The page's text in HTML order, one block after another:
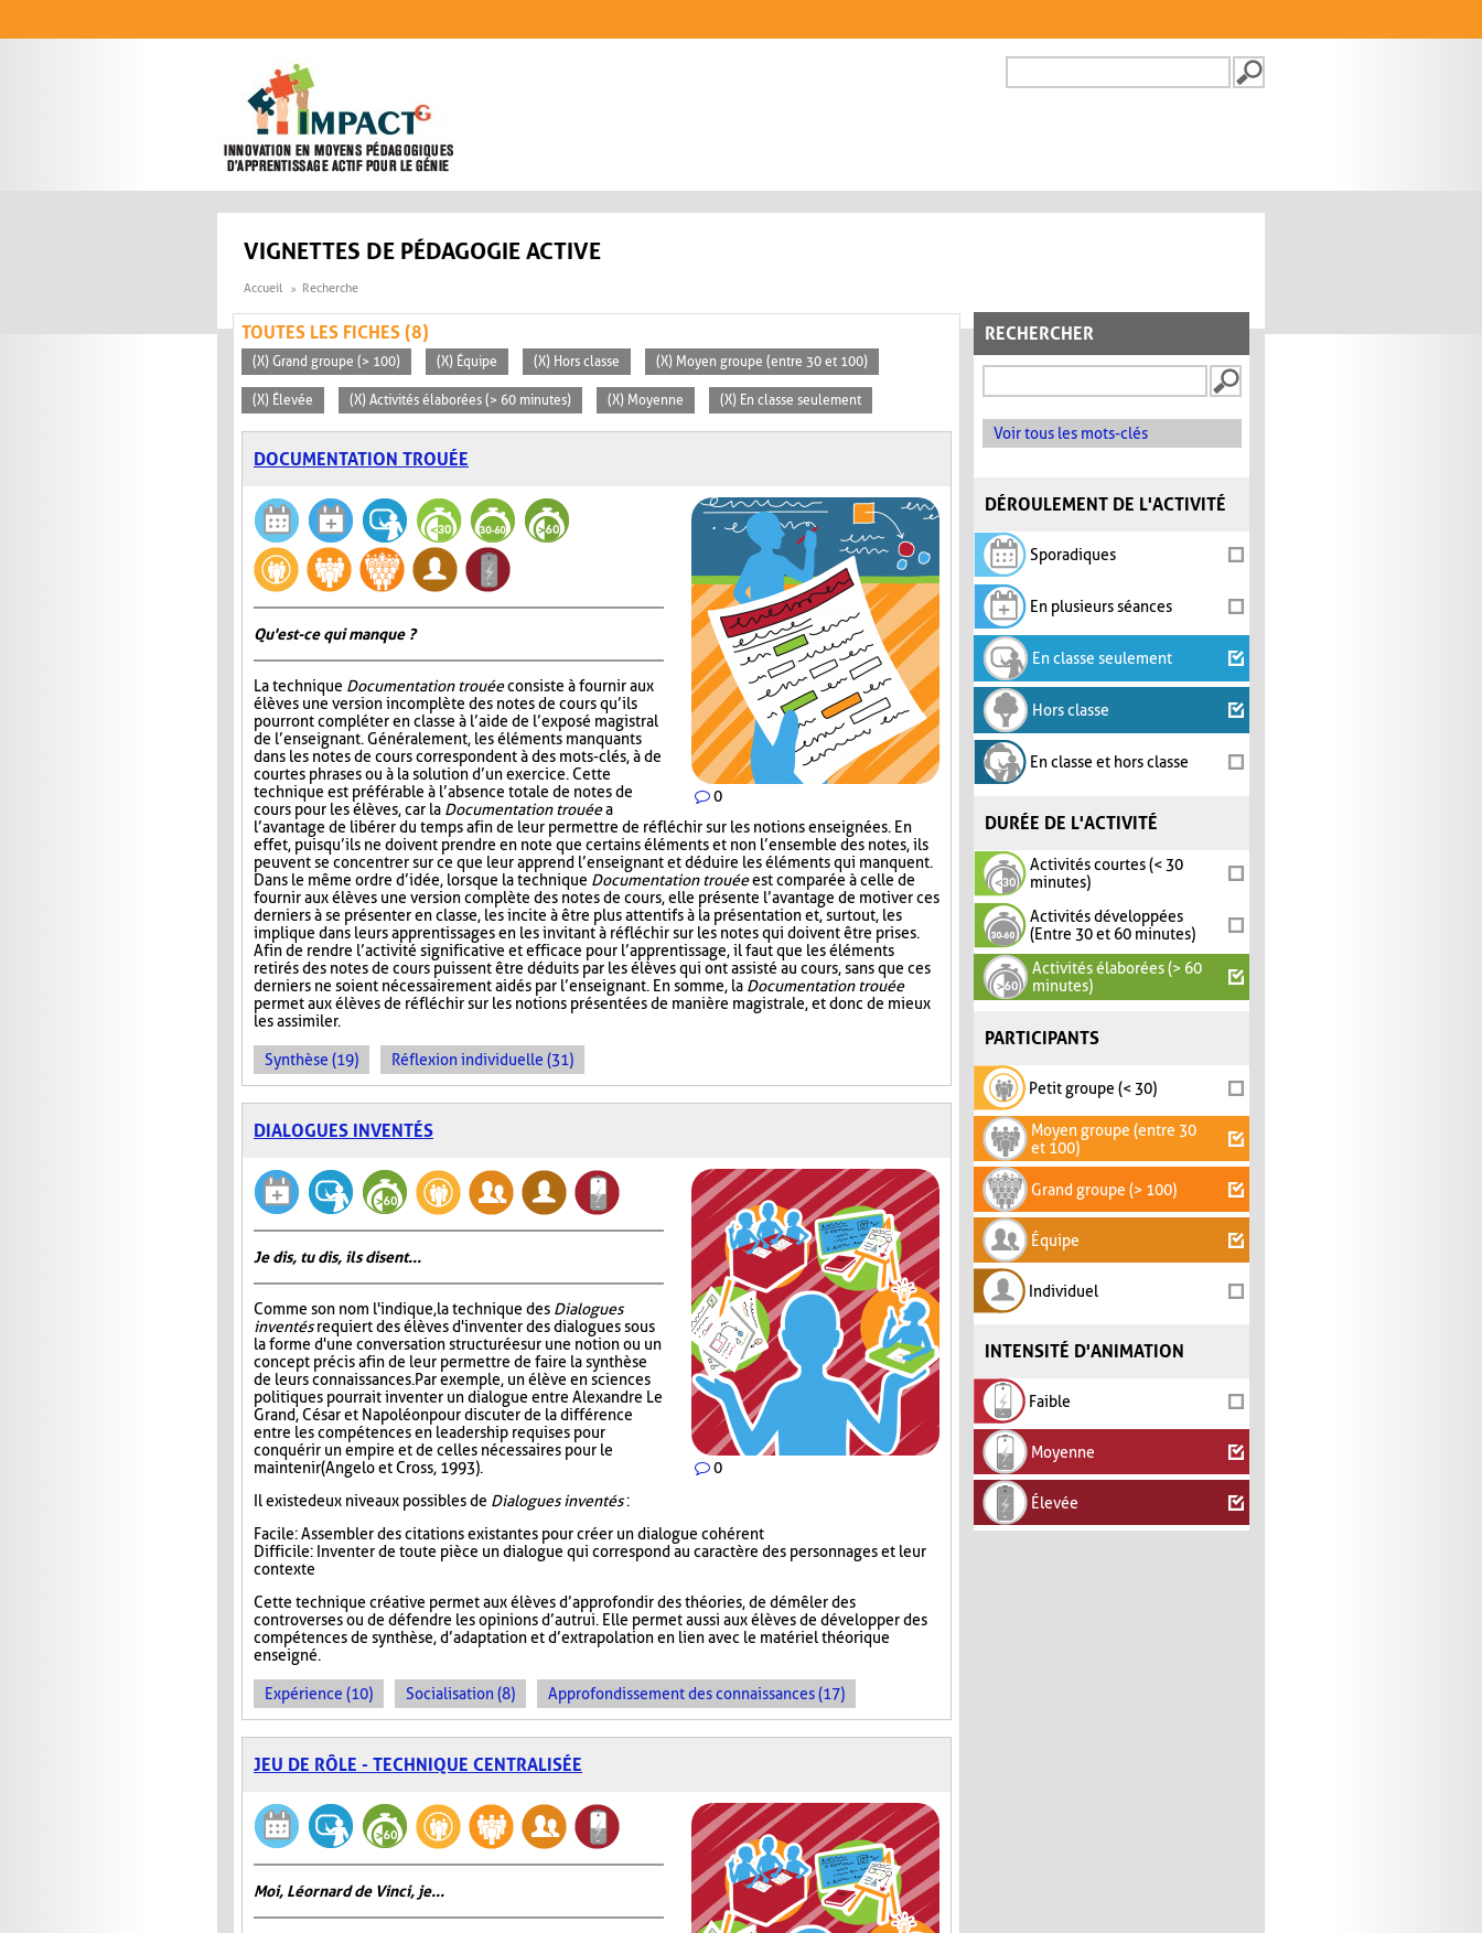
FORMULAIRE DE
VIGNETTES DE PÉDAGOGIE ACTIVE
Accueil Recherche
RECHERCHER
Voir tous les mots-clés
DÉROULEMENT DE L'ACTIVITÉ
Sporadiques
En plusieurs séances
En classe seulement
Hors classe
En classe et hors classe
DURÉE DE L'ACTIVITÉ
Activités courtes (< 30
minutes)
Activités développées
(Entre 30 et 60 minutes)
Activités élaborées (> 60
minutes)
PARTICIPANTS
Petit groupe (< 30)
Moyen groupe (entre 30
et 100)
Grand groupe (> 100)
Équipe
Individuel
INTENSITÉ D'ANIMATION
Faible
Moyenne
Élevée
TOUTES LES FICHES (8)
(X) Grand groupe (> 100) (X) Équipe (X) Hors classe (X) Moyen groupe (entre 30 et 100)
(X) Élevée (X) Activités élaborées (> 60 minutes) (X) Moyenne (X) En classe seulement
DOCUMENTATION TROUÉE
0
Qu'est-ce qui manque ?
La technique Documentation trouéeconsiste à fournir aux
élèves une version incomplète des notes de cours qu’ils
pourront compléter en classe à l’aide de l’exposé magistral
de l’enseignant. Généralement, les éléments manquants
dans les notes de cours correspondent à des mots-clés, à de
courtes phrases ou à la solution d’un exercice. Cette
technique est préférable à l’absence totale de notes de
cours pour les élèves, car la Documentation trouéea
l’avantage de libérer du temps afin de leur permettre de réfléchir sur les notions enseignées. En
effet, puisqu’ils ne doivent prendre en note que certains éléments et non l’ensemble des notes, ils
peuvent se concentrer sur ce que leur apprend l’enseignant et déduire les éléments qui manquent.
Dans le même ordre d’idée, lorsque la technique Documentation trouéeest comparée à celle de
fournir aux élèves une version complète des notes de cours, elle présente l’avantage de motiver ces
derniers à se présenter en classe, les incite à être plus attentifs à la présentation et, surtout, les
implique dans leurs apprentissages en les invitant à réfléchir sur les notes qui doivent être prises.
Afin de rendre l’activité significative et efficace pour l’apprentissage, il faut que les éléments
retirés des notes de cours puissent être déduits par les élèves qui ont assisté au cours, sans que ces
derniers ne soient nécessairement aidés par l’enseignant. En somme, la Documentation trouée
permet aux élèves de réfléchir sur les notions présentées de manière magistrale, et donc de mieux
les assimiler.
Synthèse (19) Réflexion individuelle (31)
DIALOGUES INVENTÉS
0
Je dis, tu dis, ils disent...
Comme son nom l'indique, la technique des Dialogues
inventésrequiert des élèves d'inventer des dialogues sous
la forme d'une conversation structurée sur une notion ou un
concept précis afin de leur permettre de faire la synthèse
de leurs connaissances. Par exemple, un élève en sciences
politiques pourrait inventer un dialogue entre Alexandre Le
Grand, César et Napoléon pour discuter de la différence
entre les compétences en leadership requises pour
conquérir un empire et de celles nécessaires pour le
maintenir (Angelo et Cross, 1993).
Il existe deux niveaux possibles de Dialogues inventés:
Facile : Assembler des citations existantes pour créer un dialogue cohérent
Difficile : Inventer de toute pièce un dialogue qui correspond au caractère des personnages et leur
contexte
Cette technique créative permet aux élèves d’approfondir des théories, de démêler des
controverses ou de défendre les opinions d’autrui. Elle permet aussi aux élèves de développer des
compétences de synthèse, d’adaptation et d’extrapolation en lien avec le matériel théorique
enseigné.
Expérience (10) Socialisation (8) Approfondissement des connaissances (17)
JEU DE RÔLE - TECHNIQUE CENTRALISÉE
Moi, Léornard de Vinci, je...